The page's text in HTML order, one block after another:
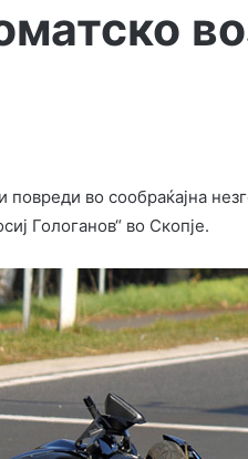
во сообраќајна
Гологанов“ во Скопје.